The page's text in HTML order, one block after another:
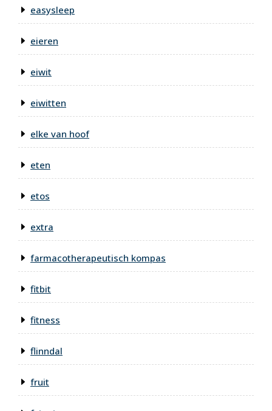
easysleep
eieren
eiwit
eiwitten
elke van hoof
eten
etos
extra
farmacotherapeutisch kompas
fitbit
fitness
flinndal
fruit